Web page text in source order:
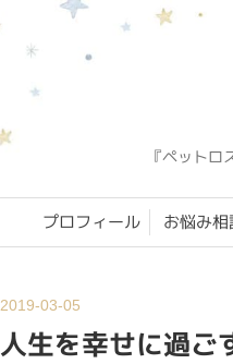
『ペット
プロフィール お悩み
2019-03-05
人生を幸せに過ご